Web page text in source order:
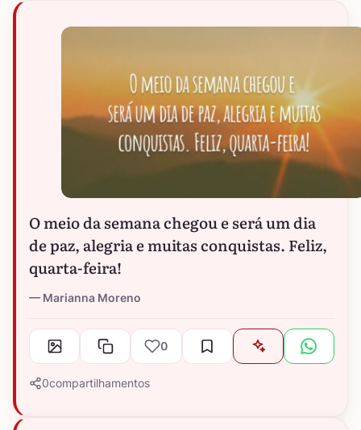
O meio da semana chegou e será um dia
de paz, alegria e muitas conquistas. Feliz,
quarta-feira!
Marianna Moreno
0
0compartilhamentos